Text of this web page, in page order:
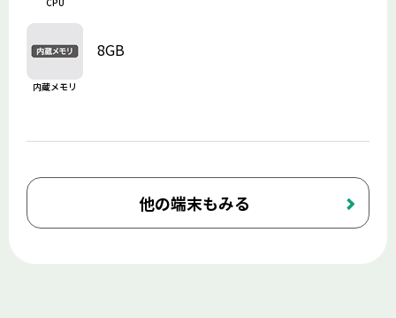
内蔵メモリ
8GB
他の端末もみる